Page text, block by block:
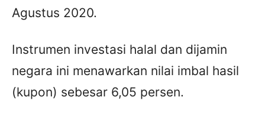
Agustus 2020.
Instrumen investasi halal dan dijamin
negara ini menawarkan nilai imbal hasil
(kupon) sebesar 6,05 persen.